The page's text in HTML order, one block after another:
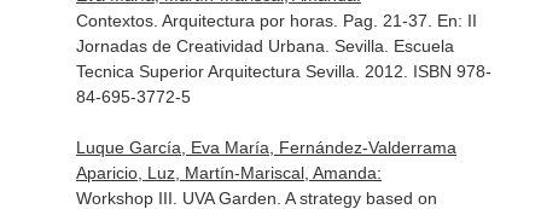
Contextos. Arquitectura por horas. Pag. 21-37. En: II
Jornadas de Creatividad Urbana. Sevilla . Escuela
Tecnica Superior Arquitectura Sevilla. 2012. ISBN 978-
84-695-3772-5
Luque García, Eva María, Fernández-Valderrama
Aparicio, Luz, Martín-Mariscal, Amanda:
Workshop III. UVA Garden. A strategy based on